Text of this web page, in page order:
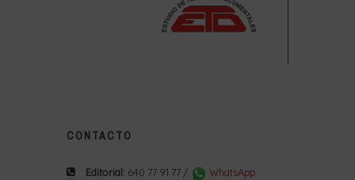
CONTACTO
Editorial: 640 77 91 77 /
WhatsApp